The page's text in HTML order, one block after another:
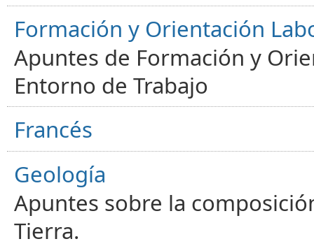
Formación y Orientación
Apuntes de Formación y
Entorno de Trabajo
Francés
Geología
Apuntes sobre la
Tierra.